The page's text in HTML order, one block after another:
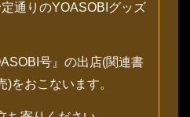
通りのYOASOBIグッズ
号』の出店(関連書
をおこないます。